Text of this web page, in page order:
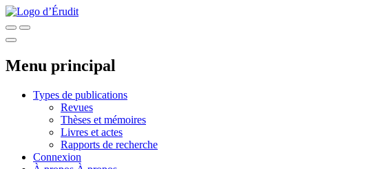
Menu principal
Types de publications
Revues
Thèses et mémoires
Livres et actes
Rapports de recherche
Connexion